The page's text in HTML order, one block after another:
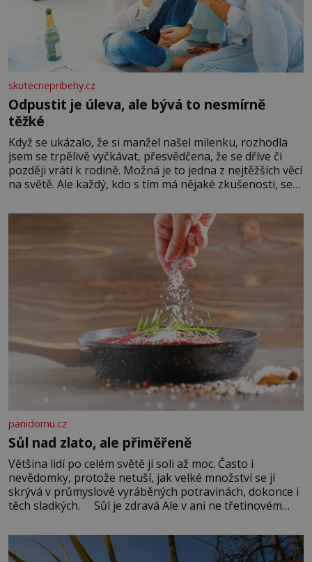
skutecnepribehy.cz
Odpustit je úleva, ale bývá to nesmírně
těžké
Když se ukázalo, že si manžel našel milenku, rozhodla
jsem se trpělivě vyčkávat, přesvědčena, že se dříve či
později vrátí k rodině. Možná je to jedna z nejtěžších věcí
na světě. Ale každý, kdo s tím má nějaké zkušenosti, se
Když se ke mně doneslo, že si manžel pořídil milenku,
panidomu.cz
Sůl nad zlato, ale přiměřeně
Většina lidí po celém světě jí soli až moc. Často i
nevědomky, protože netuší, jak velké množství se jí
skrývá v průmyslově vyráběných potravinách, dokonce i
těch sladkých. Sůl je zdravá Ale v ani ne třetinovém
základní složky– sodík a chlór – jsou zásadní pro
správné hospodaření